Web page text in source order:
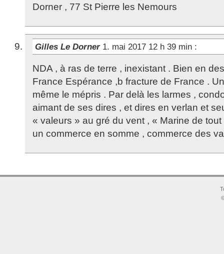
Dorner , 77 St Pierre les Nemours
Gilles Le Dorner 1. mai 2017 12 h 39 min :
NDA , à ras de terre , inexistant . Bien en
France Espérance ,b fracture de France .
même le mépris . Par delà les larmes ,
aimant de ses dires , et dires en verlan et
« valeurs » au gré du vent , « Marine de
un commerce en somme , commerce des